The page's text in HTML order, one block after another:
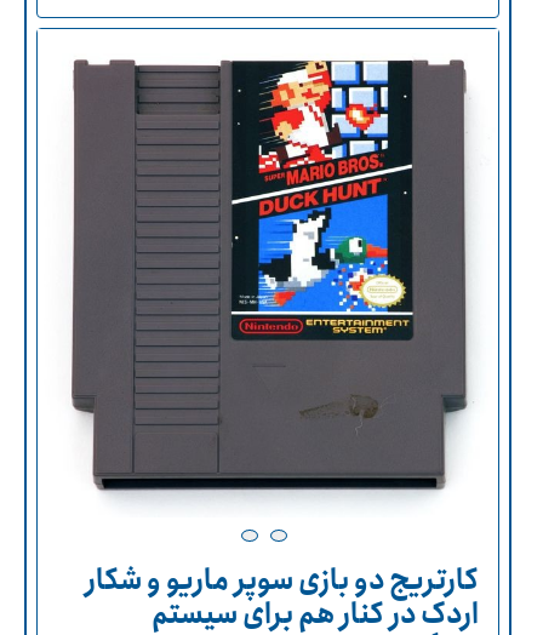
کارتریج دو بازی سوپر ماریو و شکار
اردک در کنار هم برای سیستم